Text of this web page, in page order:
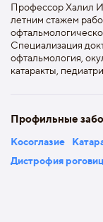
Профессор Халил
летним стажем
Специализация
офтальмология,
катаракты,
Профильные
Косоглазие
Дистрофия